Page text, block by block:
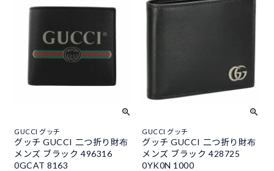
GUCCI グッチ
グッチ GUCCI 二つ折り財布
メンズ ブラック 496316
0GCAT 8163
GUCCI グッチ
グッチ GUCCI 二つ折り財布
メンズ ブラック 428725
0YK0N 1000